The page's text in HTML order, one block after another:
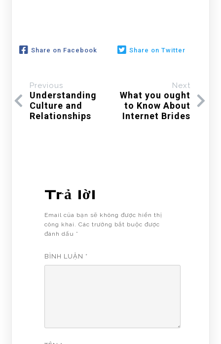
Share on Facebook Share on Twitter
Previous
Understanding
Culture and
Relationships
Next
What you ought
to Know About
Internet Brides
Trả lời
Email của bạn sẽ không được hiển thị
công khai.
Các trường bắt buộc được
đánh dấu *
BÌNH LUẬN *